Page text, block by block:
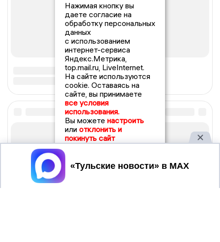
Нажимая кнопку вы
даете согласие на
обработку персональных
данных
с использованием
интернет-сервиса
Яндекс.Метрика,
top.mail.ru, LiveInternet.
На сайте используются
cookie. Оставаясь на
сайте, вы принимаете
все условия
использования.
Вы можете настроить
или отклонить и
покинуть сайт
Принять